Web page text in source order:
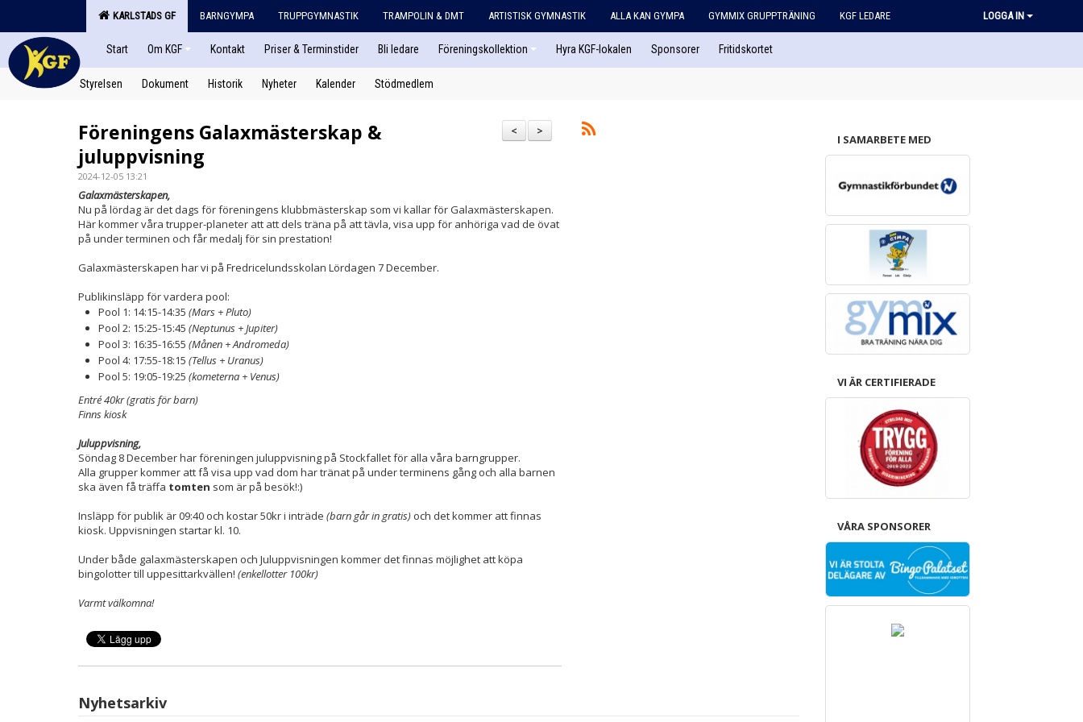
KARLSTADS GF BARNGYMPA TRUPPGYMNASTIK TRAMPOLIN & DMT ARTISTISK GYMNASTIK ALLA KAN GYMPA GYMMIX GRUPPTRÄNING KGF LEDARE LOGGA IN
Start Om KGF Kontakt Priser & Terminstider Bli ledare Föreningskollektion Hyra KGF-lokalen Sponsorer Fritidskortet
Styrelsen Dokument Historik Nyheter Kalender Stödmedlem
>
<
Föreningens Galaxmästerskap &
juluppvisning
2024-12-05 13:21
Galaxmästerskapen,
Nu på lördag är det dags för föreningens klubbmästerskap som vi kallar för Galaxmästerskapen.
Här kommer våra trupper-planeter att att dels träna på att tävla, visa upp för anhöriga vad de övat
på under terminen och får medalj för sin prestation!
Galaxmästerskapen har vi på Fredricelundsskolan Lördagen 7 December.
Publikinsläpp för vardera pool:
Pool 1: 14:15-14:35 (Mars + Pluto)
Pool 2: 15:25-15:45 (Neptunus + Jupiter)
Pool 3: 16:35-16:55 (Månen + Andromeda)
Pool 4: 17:55-18:15 (Tellus + Uranus)
Pool 5: 19:05-19:25 (kometerna + Venus)
Entré 40kr (gratis för barn)
Finns kiosk
Juluppvisning,
Söndag 8 December har föreningen juluppvisning på Stockfallet för alla våra barngrupper.
Alla grupper kommer att få visa upp vad dom har tränat på under terminens gång och alla barnen
ska även få träffa tomten som är på besök!:)
Insläpp för publik är 09:40 och kostar 50kr i inträde (barn går in gratis) och det kommer att finnas
kiosk. Uppvisningen startar kl. 10.
Under både galaxmästerskapen och Juluppvisningen kommer det finnas möjlighet att köpa
bingolotter till uppesittarkvällen! (enkellotter 100kr)
Varmt välkomna!
Nyhetsarkiv
I SAMARBETE MED
VI ÄR CERTIFIERADE
VÅRA SPONSORER